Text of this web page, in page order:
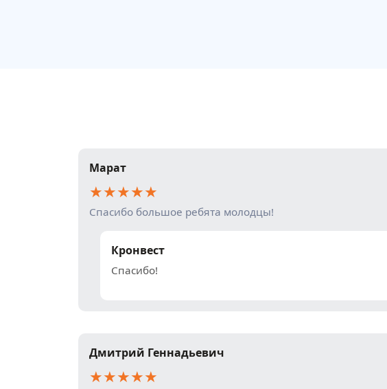
Марат
★★★★★
Спасибо большое ребята молодцы!
Кронвест
Спасибо!
Дмитрий Геннадьевич
★★★★★